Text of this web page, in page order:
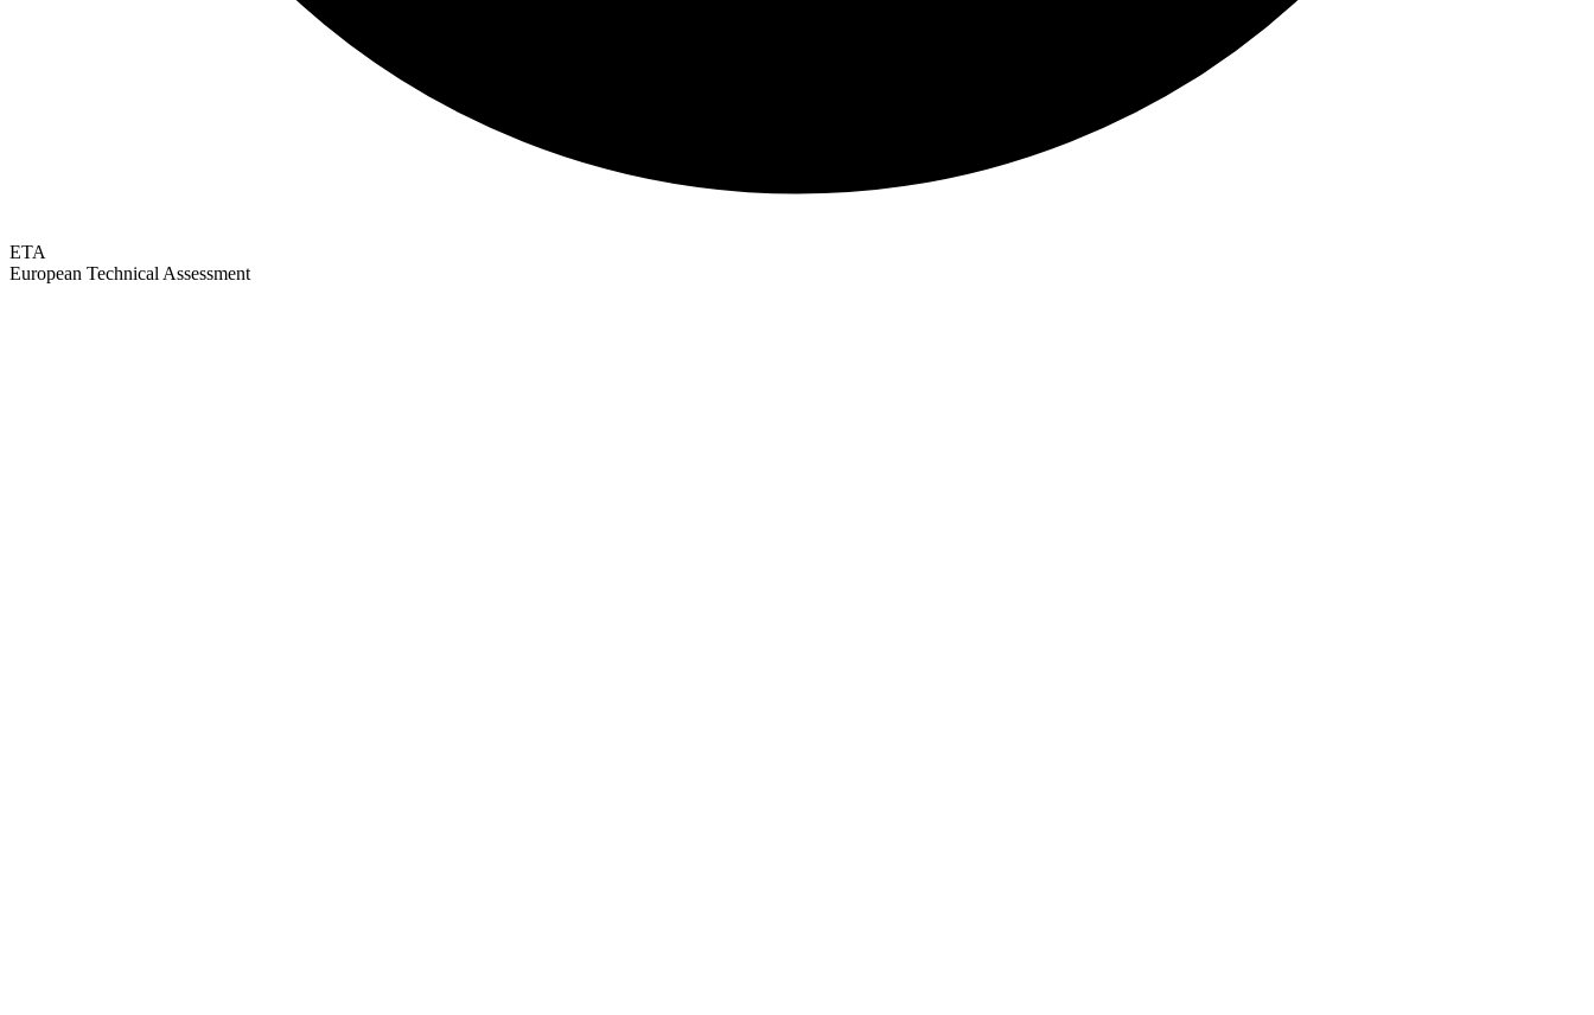
ETA
European Technical Assessment